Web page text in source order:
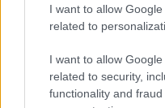
I want to allow
related to
I want to allow
related to security,
functionality and
A Viszkis című film
Nagyon várunk egy